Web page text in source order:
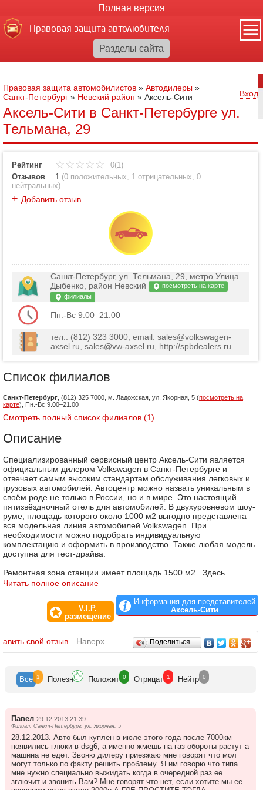
Полная версия
Правовая защита автолюбителя
Правовая защита автомобилистов » Автодилеры »
Санкт-Петербург » Невский район » Аксель-Сити Вход
Аксель-Сити в Санкт-Петербурге ул.
Тельмана, 29
Рейтинг
0(1)
Отзывов
1 (0 положительных, 1 отрицательных, 0
нейтральных)
+ Добавить отзыв
Санкт-Петербург, ул. Тельмана, 29, метро Улица
Дыбенко, район Невский
посмотреть на карте
филиалы
Пн.-Вс 9.00–21.00
тел.: (812) 323 3000, email: sales@volkswagen-
axsel.ru, sales@vw-axsel.ru, http://spbdealers.ru
Список филиалов
Санкт-Петербург , (812) 325 7000, м. Ладожская, ул. Якорная, 5 (посмотреть на
карте), Пн.-Вс 9.00–21.00
Смотреть полный список филиалов (1)
Описание
Специализированный сервисный центр Аксель-Сити является
официальным дилером Volkswagen в Санкт-Петербурге и
отвечает самым высоким стандартам обслуживания легковых и
грузовых автомобилей. Автоцентр можно назвать уникальным в
своём роде не только в России, но и в мире. Это настоящий
пятизвёздночный отель для автомобилей. В двухуровневом шоу-
руме, площадь которого около 1000 м2 выгодно представлена
вся модельная линия автомобилей Volkswagen. При
необходимости можно подобрать индивидуальную
комплектацию и оформить в производство. Также любая модель
доступна для тест-драйва.
Ремонтная зона станции имеет площадь 1500 м2 . Здесь
размещены 2 покрасочные камеры, 2 мойки – автоматическая и
бесконтактная, 14 подъёмников, стенд регулировки углов
установки колёс, зона приёмки с диагностической линией,
участок шиномонтажных работ.
Особо нужно отметить малярно-кузовной цех, где работает 2
современных стапеля восстановления геометрии кузова „Car-
Bench”, 2 покрасочно-сушильные камеры «Sima», а также
Все участки СТО оснащены самым современным
оборудованием. Это позволяет производить любой ремонт
Стал доброй традицией девиз салона: „Думая о Вас, предлагаем
лучшее”. Здесь для посетителей центра создана уютная
атмосфера и комфортные условия. Специалисты центра
постоянно повышают свою профессиональную квалификацию в
учебном специализированном центре в Москве в Академии
Volkswagen.
Читать полное описание
V.I.P.
размещение
Информация для представителей
Аксель-Сити
Отзывы
свой отзыв Наверх Поделиться…
Все 1 Полезн Положит 0 Отрицат 1 Нейтр 0
Павел 29.12.2013 21:39
Филиал: Санкт-Петербург, ул. Якорная, 5
28.12.2013. Авто был куплен в июле этого года после 7000км
появились глюки в dsg6, а именно жмешь на газ обороты растут а
машина не едет. Звоню дилеру приезжаю мне говорят что мол
могут только по факту решить проблему. Я им говорю что типа
мне нужно специально выжидать когда в очередной раз ее
зглючит и звонить Вам? Мне говорят что нет, если хотите мы ее